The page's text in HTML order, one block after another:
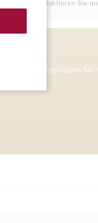
Kontaktieren Sie
und Inspiration für